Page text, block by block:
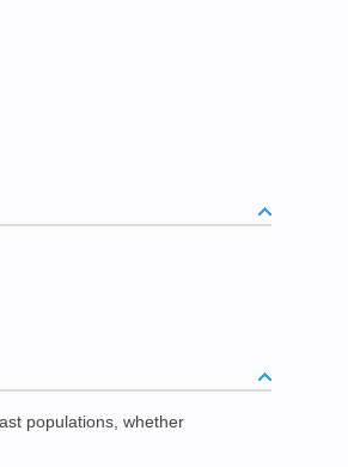
populations whether